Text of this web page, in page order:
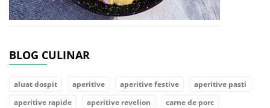
BLOG CULINAR
aluat dospit aperitive aperitive festive
aperitive pasti
aperitive rapide
aperitive revelion
carne de porc